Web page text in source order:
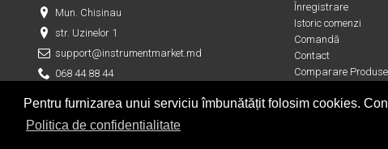
Pentru furnizarea unui serviciu îmbunătățit folosim cookies.
Politica de confidentialitate
Mun. Chisinau
str. Uzinelor 1
support@instrumentmarket.md
068 44 88 44
Înregistrare
Istoric comenzi
Comandă
Contact
Comparare
Copyright © 2019 |Creare magazin online